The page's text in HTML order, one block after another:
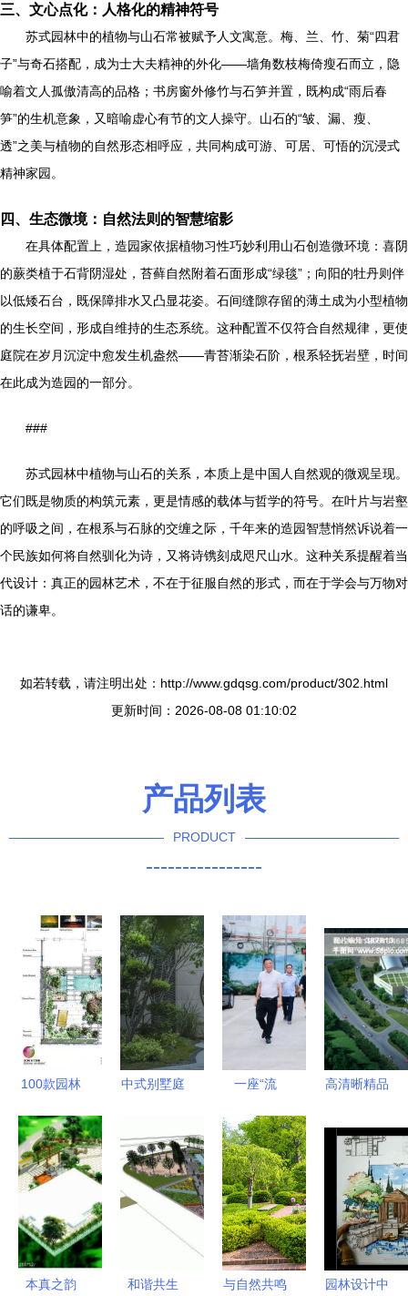
三、文心点化：人格化的精神符号
苏式园林中的植物与山石常被赋予人文寓意。梅、兰、竹、菊“四君
子”与奇石搭配，成为士大夫精神的外化——墙角数枝梅倚瘦石而立，隐
喻着文人孤傲清高的品格；书房窗外修竹与石笋并置，既构成“雨后春
笋”的生机意象，又暗喻虚心有节的文人操守。山石的“皱、漏、瘦、
透”之美与植物的自然形态相呼应，共同构成可游、可居、可悟的沉浸式
精神家园。
四、生态微境：自然法则的智慧缩影
在具体配置上，造园家依据植物习性巧妙利用山石创造微环境：喜阴
的蕨类植于石背阴湿处，苔藓自然附着石面形成“绿毯”；向阳的牡丹则伴
以低矮石台，既保障排水又凸显花姿。石间缝隙存留的薄土成为小型植物
的生长空间，形成自维持的生态系统。这种配置不仅符合自然规律，更使
庭院在岁月沉淀中愈发生机盎然——青苔渐染石阶，根系轻抚岩壁，时间
在此成为造园的一部分。
###
苏式园林中植物与山石的关系，本质上是中国人自然观的微观呈现。
它们既是物质的构筑元素，更是情感的载体与哲学的符号。在叶片与岩壑
的呼吸之间，在根系与石脉的交缠之际，千年来的造园智慧悄然诉说着一
个民族如何将自然驯化为诗，又将诗镌刻成咫尺山水。这种关系提醒着当
代设计：真正的园林艺术，不在于征服自然的形式，而在于学会与万物对
话的谦卑。
如若转载，请注明出处：http://www.gdqsg.com/product/302.html
更新时间：2026-08-08 01:10:02
产品列表
PRODUCT
----------------
100款园林
计平面效果
图，总有一
款是你喜欢
的
中式别墅庭
的艺术与哲
学
一座“流
太康县驻广
东对外开放
工作站的园
林隐喻
高清晰精品
观设计素材
免费下载指
南
本真之韵 和谐共生 与自然共鸣 园林设计中